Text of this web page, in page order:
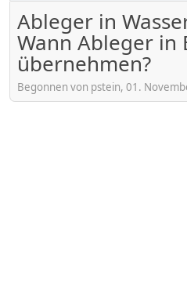
Ableger in
Wann Ableger in
übernehmen?
Begonnen von pstein, 01.